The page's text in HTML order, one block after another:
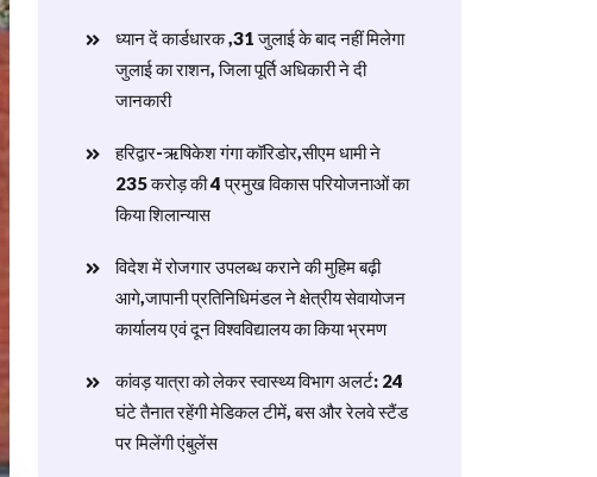
ध्यान दें कार्डधारक ,31 जुलाई के बाद नहीं मिलेगा
जुलाई का राशन, जिला पूर्ति अधिकारी ने दी
जानकारी
हरिद्वार-ऋषिकेश गंगा कॉरिडोर,सीएम धामी ने
235 करोड़ की 4 प्रमुख विकास परियोजनाओं का
किया शिलान्यास
विदेश में रोजगार उपलब्ध कराने की मुहिम बढ़ी
आगे,जापानी प्रतिनिधिमंडल ने क्षेत्रीय सेवायोजन
कार्यालय एवं दून विश्वविद्यालय का किया भ्रमण
​कांवड़ यात्रा को लेकर स्वास्थ्य विभाग अलर्ट: 24
घंटे तैनात रहेंगी मेडिकल टीमें, बस और रेलवे स्टैंड
पर मिलेंगी एंबुलेंस